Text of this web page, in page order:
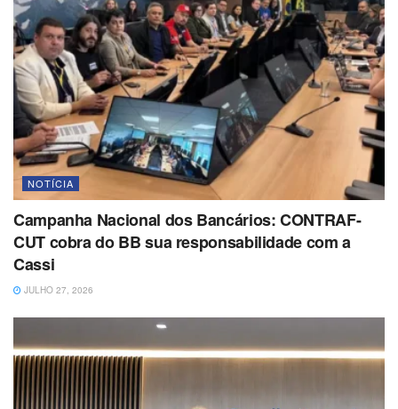
NOTÍCIA
Campanha Nacional dos Bancários: CONTRAF-
CUT cobra do BB sua responsabilidade com a
Cassi
JULHO 27, 2026